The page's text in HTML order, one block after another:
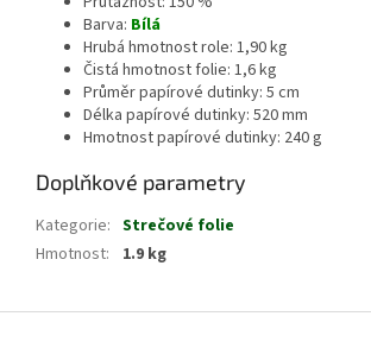
Barva: Bílá
Hrubá hmotnost role: 1,90 kg
Čistá hmotnost folie: 1,6 kg
Průměr papírové dutinky: 5 cm
Délka papírové dutinky: 520 mm
Hmotnost papírové dutinky: 240 g
Doplňkové parametry
Kategorie: Strečové folie
Hmotnost: 1.9 kg